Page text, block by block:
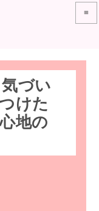
≡
づい
けた
地の